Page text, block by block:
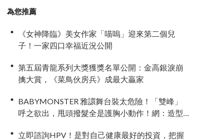
為您推薦
《女神降臨》美女作家「喵嗚」迎來第二個兒
子！一家四口幸福近況公開
第五屆青龍系列大獎獲獎名單公開：金高銀淚崩
擒大賞，《菜鳥伙房兵》成最大贏家
BABYMONSTER 雅譞舞台裝太危險！「雙峰」
呼之欲出，甩頭撥髮全是護胸小動作！網：造型
立即諮詢HPV！是對自己健康最好的投資，把握